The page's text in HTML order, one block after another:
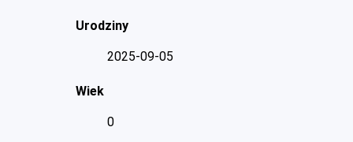
Urodziny
2025-09-05
Wiek
0